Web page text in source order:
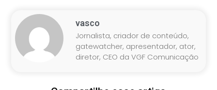
vasco
Jornalista, criador de conteúdo,
gatewatcher, apresentador, ator,
diretor, CEO da VGF Comunicação